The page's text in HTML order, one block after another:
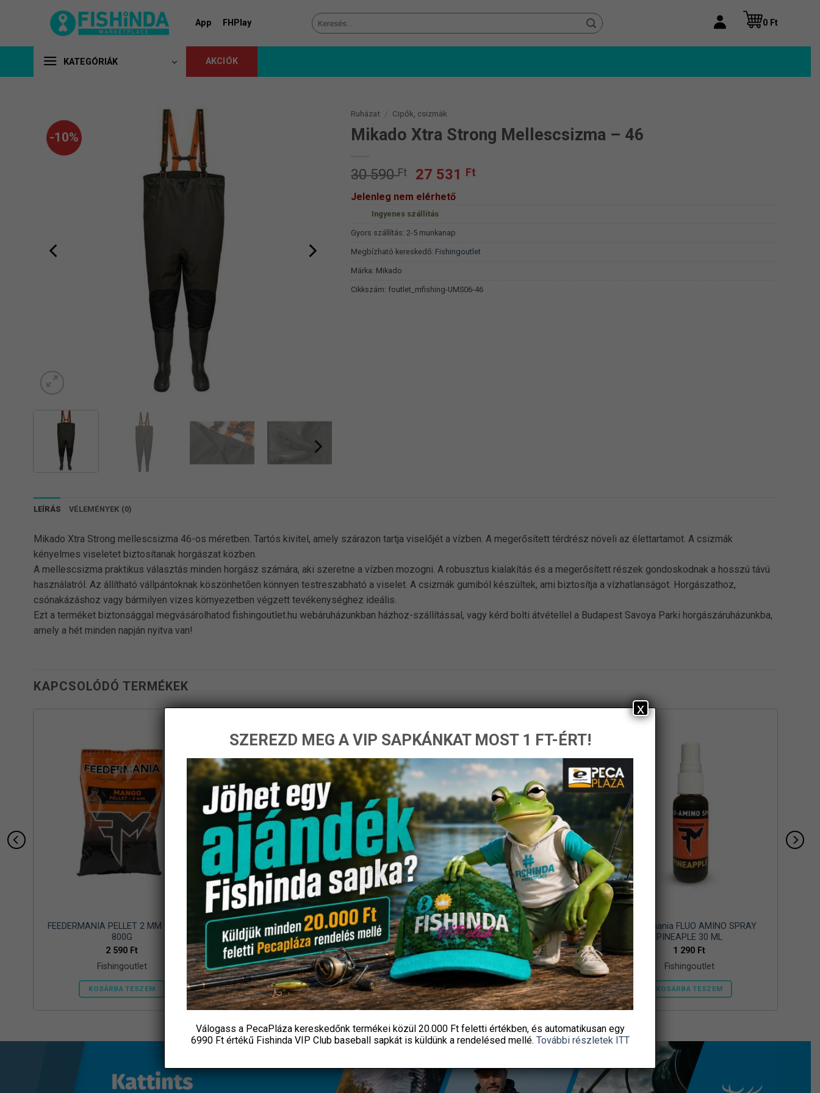
App FHPlay
Keresés
a
0 Ft
KATEGÓRIÁK AKCIÓK
-10%
Ruházat / Cipők, csizmák
Mikado Xtra Strong Mellescsizma – 46
30 590Ft
Original
price
was:
30
590 Ft.
27 531 FtCurrent
Jelenleg nem elérhető
Ingyenes szállítás
Gyors szállítás: 2-5 munkanap
Megbízható kereskedő: Fishingoutlet
Márka: Mikado
Cikkszám: foutlet_mfishing-UMS06-46
LEÍRÁS VÉLEMÉNYEK (0)
Mikado Xtra Strong mellescsizma 46-os méretben. Tartós kivitel, amely szárazon tartja viselőjét a vízben. A megerősített térdrész növeli az élettartamot. A csizmák
kényelmes viseletet biztosítanak horgászat közben.
A mellescsizma praktikus választás minden horgász számára, aki szeretne a vízben mozogni. A robusztus kialakítás és a megerősített részek gondoskodnak a hosszú távú
használatról. Az állítható vállpántoknak köszönhetően könnyen testreszabható a viselet. A csizmák gumiból készültek, ami biztosítja a vízhatlanságot. Horgászathoz,
csónakázáshoz vagy bármilyen vizes környezetben végzett tevékenységhez ideális.
Ezt a terméket biztonsággal megvásárolhatod fishingoutlet.hu webáruházunkban házhoz-szállítással, vagy kérd bolti átvétellel a Budapest Savoya Parki horgászáruházunkba,
amely a hét minden napján nyitva van!
KAPCSOLÓDÓ TERMÉKEK
FEEDERMANIA PELLET 2 MM MANGO
800G
2 590 Ft
Fishingoutlet
KOSÁRBA TESZEM
FEEDERMANIA CORN WAFTERS TWO
TONE L PUNCH
1 390Ft
Fishingoutlet
KOSÁRBA TESZEM
FEEDERMANIA SNAP BACK SAPKA
CAMO
6 990Ft
Fishingoutlet
KOSÁRBA TESZEM
Feedermania FLUO AMINO SPRAY
PINEAPLE 30 ML
1 290 Ft
Fishingoutlet
KOSÁRBA TESZEM
SZEREZD MEG A VIP SAPKÁNKAT MOST 1 FT-ÉRT!
Válogass a PecaPláza kereskedőnk termékei közül 20.000 Ft felettiértékben, és automatikusan egy
6990 Ft értékű Fishinda VIP Club baseball sapkátis küldünk a rendelésed mellé. További részletek ITT
x